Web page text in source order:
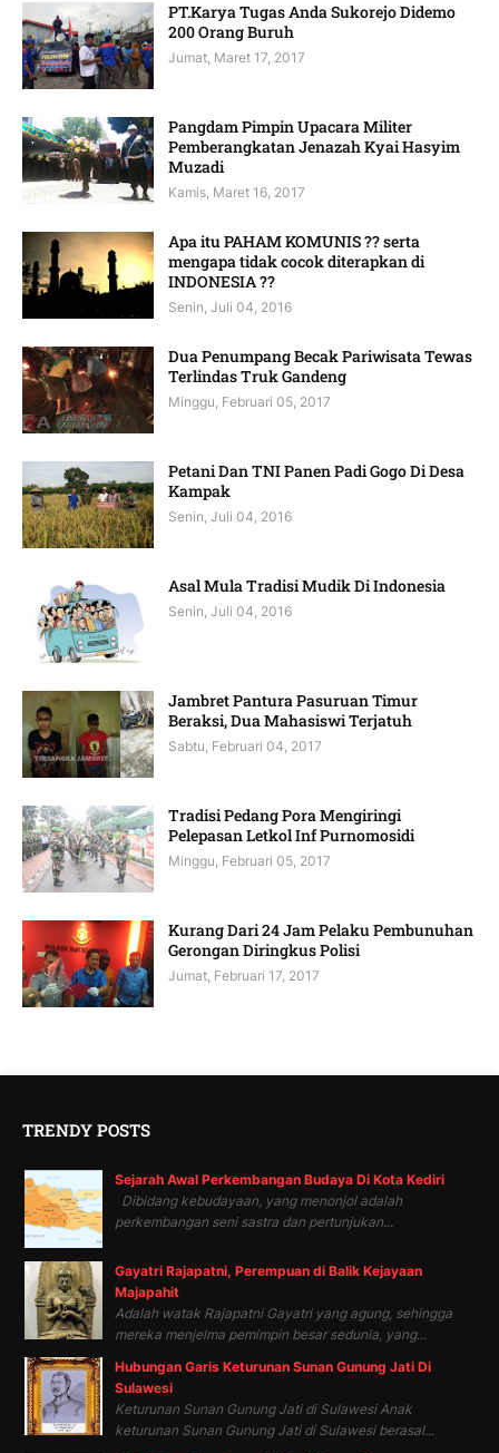
PT.Karya Tugas Anda Sukorejo Didemo
200 Orang Buruh
Jumat, Maret 17, 2017
Pangdam Pimpin Upacara Militer
Pemberangkatan Jenazah Kyai Hasyim
Muzadi
Kamis, Maret 16, 2017
Apa itu PAHAM KOMUNIS ?? serta
mengapa tidak cocok diterapkan di
INDONESIA ??
Senin, Juli 04, 2016
Dua Penumpang Becak Pariwisata Tewas
Terlindas Truk Gandeng
Minggu, Februari 05, 2017
Petani Dan TNI Panen Padi Gogo Di Desa
Kampak
Senin, Juli 04, 2016
Asal Mula Tradisi Mudik Di Indonesia
Senin, Juli 04, 2016
Jambret Pantura Pasuruan Timur
Beraksi, Dua Mahasiswi Terjatuh
Sabtu, Februari 04, 2017
Tradisi Pedang Pora Mengiringi
Pelepasan Letkol Inf Purnomosidi
Minggu, Februari 05, 2017
Kurang Dari 24 Jam Pelaku Pembunuhan
Gerongan Diringkus Polisi
Jumat, Februari 17, 2017
TRENDY POSTS
Sejarah Awal Perkembangan Budaya Di Kota Kediri
Dibidang kebudayaan, yang menonjol adalah
perkembangan seni sastra dan pertunjukan...
Gayatri Rajapatni, Perempuan di Balik Kejayaan
Majapahit
Adalah watak Rajapatni Gayatri yang agung, sehingga
mereka menjelma pemimpin besar sedunia, yang...
Hubungan Garis Keturunan Sunan Gunung Jati Di
Sulawesi
Keturunan Sunan Gunung Jati di Sulawesi Anak
keturunan Sunan Gunung Jati di Sulawesi berasal...